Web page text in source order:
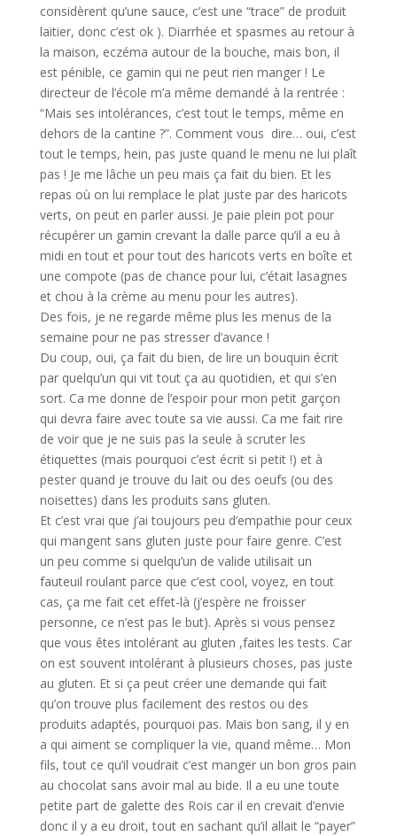
considèrent qu’une sauce, c’est une “trace” de produit
laitier, donc c’est ok ). Diarrhée et spasmes au retour à
la maison, eczéma autour de la bouche, mais bon, il
est pénible, ce gamin qui ne peut rien manger ! Le
directeur de l’école m’a même demandé à la rentrée :
“Mais ses intolérances, c’est tout le temps, même en
dehors de la cantine ?”. Comment vous dire… oui, c’est
tout le temps, hein, pas juste quand le menu ne lui plaît
pas ! Je me lâche un peu mais ça fait du bien. Et les
repas où on lui remplace le plat juste par des haricots
verts, on peut en parler aussi. Je paie plein pot pour
récupérer un gamin crevant la dalle parce qu’il a eu à
midi en tout et pour tout des haricots verts en boîte et
une compote (pas de chance pour lui, c’était lasagnes
et chou à la crème au menu pour les autres).
Des fois, je ne regarde même plus les menus de la
semaine pour ne pas stresser d’avance !
Du coup, oui, ça fait du bien, de lire un bouquin écrit
par quelqu’un qui vit tout ça au quotidien, et qui s’en
sort. Ca me donne de l’espoir pour mon petit garçon
qui devra faire avec toute sa vie aussi. Ca me fait rire
de voir que je ne suis pas la seule à scruter les
étiquettes (mais pourquoi c’est écrit si petit !) et à
pester quand je trouve du lait ou des oeufs (ou des
noisettes) dans les produits sans gluten.
Et c’est vrai que j’ai toujours peu d’empathie pour ceux
qui mangent sans gluten juste pour faire genre. C’est
un peu comme si quelqu’un de valide utilisait un
fauteuil roulant parce que c’est cool, voyez, en tout
cas, ça me fait cet effet-là (j’espère ne froisser
personne, ce n’est pas le but). Après si vous pensez
que vous êtes intolérant au gluten ,faites les tests. Car
on est souvent intolérant à plusieurs choses, pas juste
au gluten. Et si ça peut créer une demande qui fait
qu’on trouve plus facilement des restos ou des
produits adaptés, pourquoi pas. Mais bon sang, il y en
a qui aiment se compliquer la vie, quand même… Mon
fils, tout ce qu’il voudrait c’est manger un bon gros pain
au chocolat sans avoir mal au bide. Il a eu une toute
petite part de galette des Rois car il en crevait d’envie
donc il y a eu droit, tout en sachant qu’il allait le “payer”